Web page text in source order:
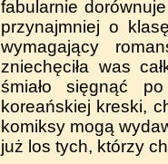
fabularnie
przynajmniej o
wymagający
zniechęciła was
śmiało sięgnąć
koreańskiej kreski,
komiksy mogą
już los tych, którzy